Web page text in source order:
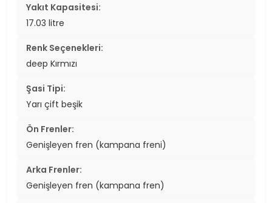
Yakıt Kapasitesi:
17.03 litre
Renk Seçenekleri:
deep Kırmızı
Şasi Tipi:
Yarı çift beşik
Ön Frenler:
Genişleyen fren (kampana freni)
Arka Frenler:
Genişleyen fren (kampana fren)